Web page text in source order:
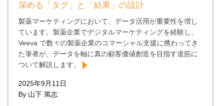
深める「タグ」と「結果」の設計
製薬マーケティングにおいて、データ活用が重要性を増し
ています。製薬企業でデジタルマーケティングを経験し、
Veeva で数々の製薬企業のコマーシャル支援に携わってき
た筆者が、データを軸に真の顧客価値創造を目指す道筋に
ついて解説します。
2025年9月11日
By 山下 篤志